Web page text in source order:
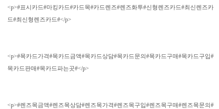
<p>#표시카드#마킹카드#카드목#카드렌즈#렌즈화투#신형렌즈카드#최신렌즈카
드#최신형렌즈카드#</p>
<p>#목카드가격#목카드금액#목카드상담#목카드문의#목카드구매#목카드구입#
목카드판매#목카드파는곳#</p>
<p>#렌즈목금액#렌즈목상담#렌즈목가격#렌즈목구입#렌즈목구매#렌즈목문의#